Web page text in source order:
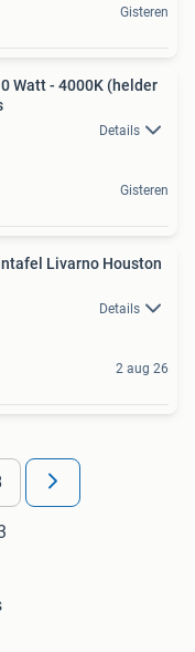
Gisteren
Watt - 4000K (helder
Details
Gisteren
Livarno Houston
Details
2 aug 26